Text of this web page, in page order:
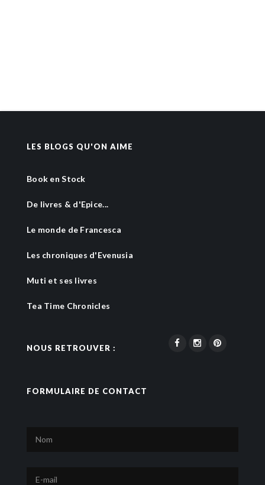
LES BLOGS QU'ON AIME
Book en Stock
De livres & d'Epice...
Le monde de Francesca
Les chroniques d'Evenusia
Muti et ses livres
Tea Time Chronicles
NOUS RETROUVER :
FORMULAIRE DE CONTACT